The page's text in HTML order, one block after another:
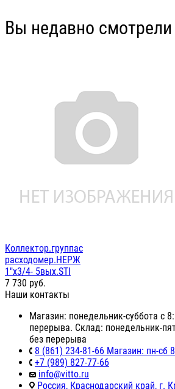
Вы недавно смотрели
Коллектор.группас
расходомер.НЕРЖ
1"х3/4- 5вых.STI
7 730 руб.
Наши контакты
Магазин: понедельник-суббота с
перерыва. Склад: понедельник-
без перерыва
8 (861) 234-81-66 Магазин: пн-сб
+7 (989) 827-77-66
info@vitto.ru
Россия, Краснодарский край, г.